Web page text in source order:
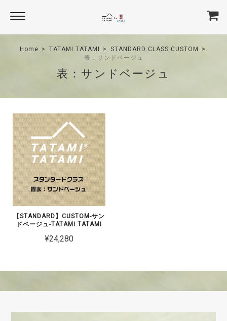
Home TATAMI TATAMI
STANDARD CLASS CUSTOM
表：サンドベージュ
表：サンドベージュ
【STANDARD】CUSTOM-サン
ドベージュ-TATAMI TATAMI
¥24,280